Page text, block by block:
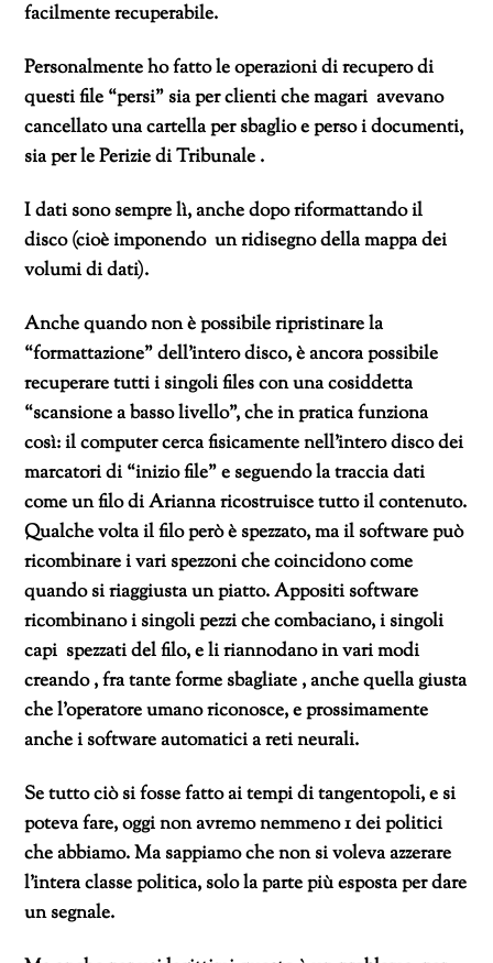
facilmente recuperabile.
Personalmente ho fatto le operazioni di recupero di
questi file “persi” sia per clienti che magari avevano
cancellato una cartella per sbaglio e perso i documenti,
sia per le Perizie di Tribunale .
I dati sono sempre lì, anche dopo riformattando il
disco (cioè imponendo un ridisegno della mappa dei
volumi di dati).
Anche quando non è possibile ripristinare la
“formattazione” dell’intero disco, è ancora possibile
recuperare tutti i singoli files con una cosiddetta
“scansione a basso livello”, che in pratica funziona
così: il computer cerca fisicamente nell’intero disco dei
marcatori di “inizio file” e seguendo la traccia dati
come un filo di Arianna ricostruisce tutto il contenuto.
Qualche volta il filo però è spezzato, ma il software può
ricombinare i vari spezzoni che coincidono come
quando si riaggiusta un piatto. Appositi software
ricombinano i singoli pezzi che combaciano, i singoli
capi spezzati del filo, e li riannodano in vari modi
creando , fra tante forme sbagliate , anche quella giusta
che l’operatore umano riconosce, e prossimamente
anche i software automatici a reti neurali.
Se tutto ciò si fosse fatto ai tempi di tangentopoli, e si
poteva fare, oggi non avremo nemmeno 1 dei politici
che abbiamo. Ma sappiamo che non si voleva azzerare
l’intera classe politica, solo la parte più esposta per dare
un segnale.